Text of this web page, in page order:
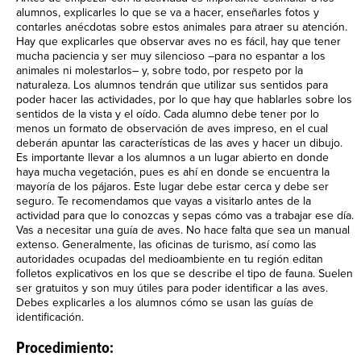
alumnos, explicarles lo que se va a hacer, enseñarles fotos y
contarles anécdotas sobre estos animales para atraer su atención.
Hay que explicarles que observar aves no es fácil, hay que tener
mucha paciencia y ser muy silencioso –para no espantar a los
animales ni molestarlos– y, sobre todo, por respeto por la
naturaleza. Los alumnos tendrán que utilizar sus sentidos para
poder hacer las actividades, por lo que hay que hablarles sobre los
sentidos de la vista y el oído. Cada alumno debe tener por lo
menos un formato de observación de aves impreso, en el cual
deberán apuntar las características de las aves y hacer un dibujo.
Es importante llevar a los alumnos a un lugar abierto en donde
haya mucha vegetación, pues es ahí en donde se encuentra la
mayoría de los pájaros. Este lugar debe estar cerca y debe ser
seguro. Te recomendamos que vayas a visitarlo antes de la
actividad para que lo conozcas y sepas cómo vas a trabajar ese día.
Vas a necesitar una guía de aves. No hace falta que sea un manual
extenso. Generalmente, las oficinas de turismo, así como las
autoridades ocupadas del medioambiente en tu región editan
folletos explicativos en los que se describe el tipo de fauna. Suelen
ser gratuitos y son muy útiles para poder identificar a las aves.
Debes explicarles a los alumnos cómo se usan las guías de
identificación.
Procedimiento: